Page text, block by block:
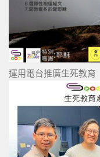
運用電台推廣生死教育